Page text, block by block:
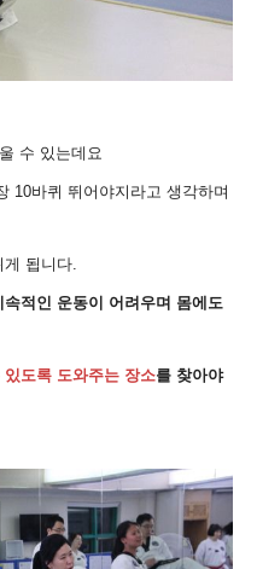
수 있는데요
10바퀴 뛰어야지라고 생각하며
됩니다.
속적인 운동이 어려우며 몸에도
도록 도와주는 장소를 찾아야